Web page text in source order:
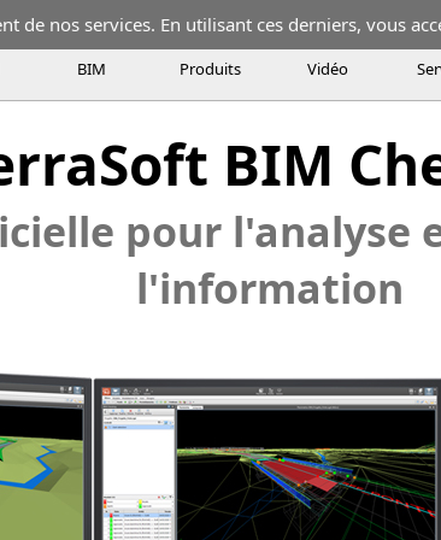
BIM Produits Vidéo
logicielle modulaire pour l'analyse et la
logicielle pour l'analyse et la vérification de
BIM
pour l'analyse
l'information
de nos services. En utilisant ces derniers, vous